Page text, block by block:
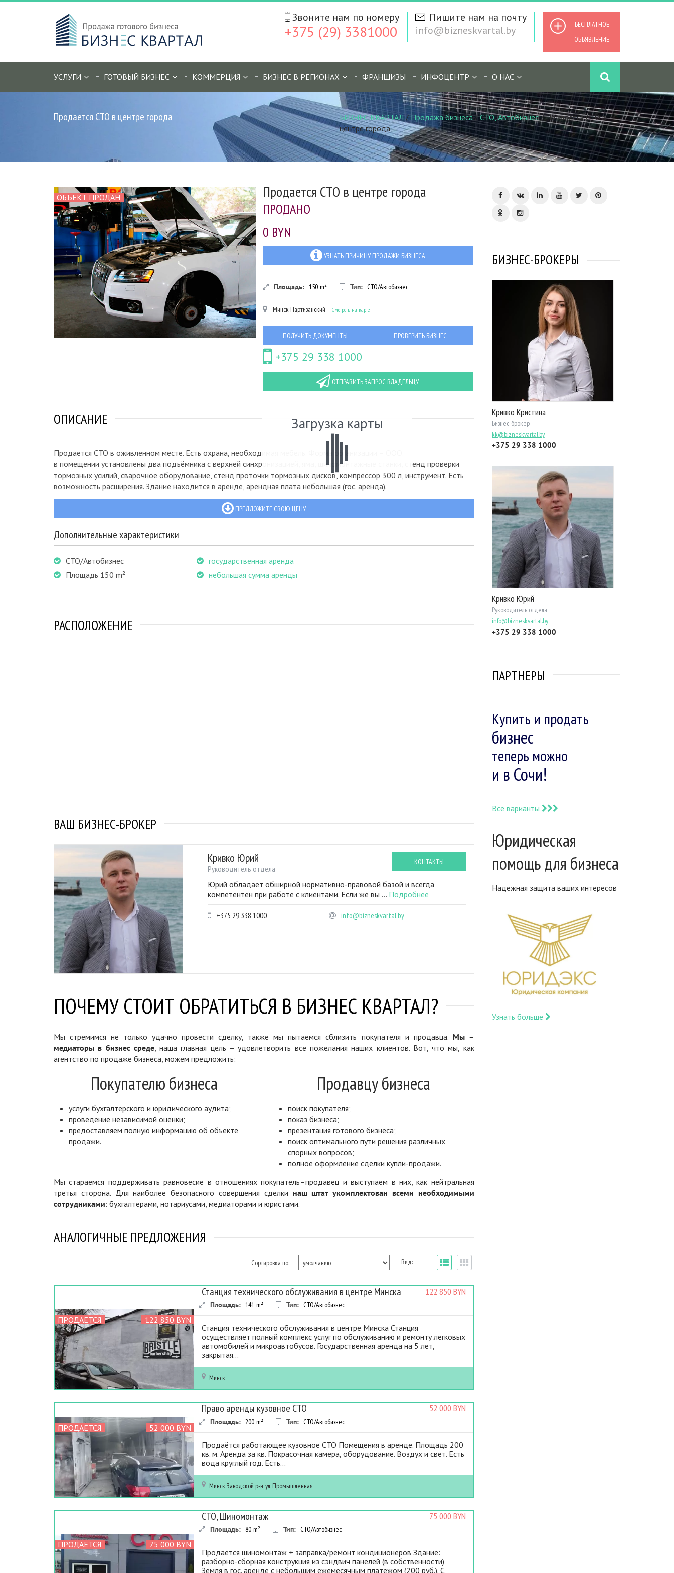
БЕСПЛАТНОЕ
ОБЪЯВЛЕНИЕ
Пишите нам на почту
info@bizneskvartal.by
Звоните нам по номеру
+375 (29) 3381000
УСЛУГИ ГОТОВЫЙ БИЗНЕС КОММЕРЦИЯ БИЗНЕС В РЕГИОНАХ ФРАНШИЗЫ ИНФОЦЕНТР О НАС
Продается СТО в центре города БИЗНЕС КВАРТАЛ / Продажа бизнеса/СТО, Автобизнес/Продается СТО в
центре города
ОБЪЕКТ ПРОДАН Продается СТО в центре города
ПРОДАНО
0 BYN
УЗНАТЬ ПРИЧИНУ ПРОДАЖИ БИЗНЕСА
Площадь: 150 m² Тип: СТО/Автобизнес
МинскПартизанский Смотреть на карте
ПОЛУЧИТЬ ДОКУМЕНТЫ ПРОВЕРИТЬ БИЗНЕС
+375 29 338 1000
ОТПРАВИТЬ ЗАПРОС ВЛАДЕЛЬЦУ
ОПИСАНИЕ
Продается СТО в оживленном месте. Есть охрана, необходимая мебель. Форма организации – ООО.
в помещении установлены два подъёмника с верхней синхронизацией, яма, шиномонтажные станки, стенд проверки
тормозных усилий, сварочное оборудование, стенд проточки тормозных дисков, компрессор 300 л, инструмент. Есть
возможность расширения. Здание находится в аренде, арендная плата небольшая (гос. аренда).
ПРЕДЛОЖИТЕ СВОЮ ЦЕНУ
Дополнительные характеристики
СТО/Автобизнес
Площадь 150 m²
государственная аренда
небольшая сумма аренды
РАСПОЛОЖЕНИЕ
Загрузка карты
ВАШ БИЗНЕС-БРОКЕР
Кривко Юрий
Руководитель отдела
КОНТАКТЫ
Юрий обладает обширной нормативно-правовой базой и всегда
компетентен при работе с клиентами. Если же вы ... Подробнее
+375 29 338 1000 info@bizneskvartal.by
ПОЧЕМУ СТОИТ ОБРАТИТЬСЯ В БИЗНЕС КВАРТАЛ?
Мы стремимся не только удачно провести сделку, также мы пытаемся сблизить покупателя и продавца. Мы –
медиаторы в бизнес среде, наша главная цель – удовлетворить все пожелания наших клиентов. Вот, что мы, как
агентство по продаже бизнеса, можем предложить:
Покупателю бизнеса
услуги бухгалтерского и юридического аудита;
проведение независимой оценки;
предоставляем полную информацию об объекте
продажи.
Продавцу бизнеса
поиск покупателя;
показ бизнеса;
презентация готового бизнеса;
поиск оптимального пути решения различных
спорных вопросов;
полное оформление сделки купли-продажи.
Мы стараемся поддерживать равновесие в отношениях покупатель–продавец и выступаем в них, как нейтральная
третья сторона. Для наиболее безопасного совершения сделки наш штат укомплектован всеми необходимыми
сотрудниками: бухгалтерами, нотариусами, медиаторами и юристами.
АНАЛОГИЧНЫЕ ПРЕДЛОЖЕНИЯ
Сортировка по: Вид:
ПРОДАЕТСЯ 122 850 BYN
Станция технического обслуживания в центре Минска 122 850 BYN
Площадь: 141 m² Тип: СТО/Автобизнес
Станция технического обслуживания в центре Минска Станция
осуществляет полный комплекс услуг по обслуживанию и ремонту легковых
автомобилей и микроавтобусов. Государственная аренда на 5 лет,
закрытая...
Минск
ПРОДАЕТСЯ 52 000 BYN
Право аренды кузовное СТО 52 000 BYN
Площадь: 200 m² Тип: СТО/Автобизнес
Продаётся работающее кузовное СТО Помещения в аренде. Площадь 200
кв. м. Аренда за кв. Покрасочная камера, оборудование. Воздух и свет. Есть
вода круглый год. Есть...
Минск Заводской р-н, ул. Промышленная
ПРОДАЕТСЯ 75 000 BYN
СТО, Шиномонтаж 75 000 BYN
Площадь: 80 m² Тип: СТО/Автобизнес
Продаётся шиномонтаж + заправка/ремонт кондиционеров Здание:
разборно-сборная конструкция из сэндвич панелей (в собственности)
Земля в гос. аренде с небольшим ежемесячным платежом (200 руб.). С
БИЗНЕС-БРОКЕРЫ
Кривко Кристина
Бизнес-брокер
kk@bizneskvartal.by
+375 29 338 1000
Кривко Юрий
Руководитель отдела
info@bizneskvartal.by
+375 29 338 1000
ПАРТНЕРЫ
Купить и продать
бизнес
теперь можно
и в Сочи!
Все варианты
Юридическая
помощь для бизнеса
Надежная защита ваших интересов
Узнать больше